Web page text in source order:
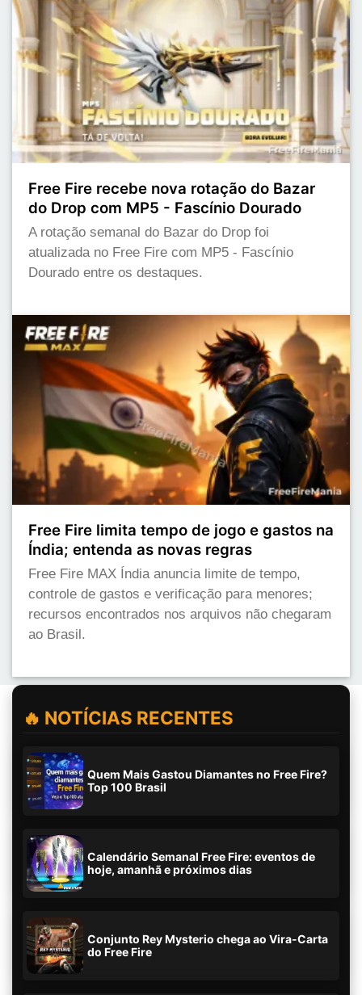
Free Fire recebe nova rotação do Bazar
do Drop com MP5 - Fascínio Dourado
A rotação semanal do Bazar do Drop foi
atualizada no Free Fire com MP5 - Fascínio
Dourado entre os destaques.
Free Fire limita tempo de jogo e gastos na
Índia; entenda as novas regras
Free Fire MAX Índia anuncia limite de tempo,
controle de gastos e verificação para menores;
recursos encontrados nos arquivos não chegaram
ao Brasil.
🔥 NOTÍCIAS RECENTES
Quem Mais Gastou Diamantes no Free Fire?
Top 100 Brasil
Calendário Semanal Free Fire: eventos de
hoje, amanhã e próximos dias
Conjunto Rey Mysterio chega ao Vira-Carta
do Free Fire